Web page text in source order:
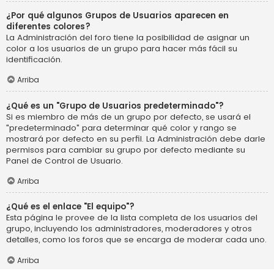
¿Por qué algunos Grupos de Usuarios aparecen en
diferentes colores?
La Administración del foro tiene la posibilidad de asignar un
color a los usuarios de un grupo para hacer más fácil su
identificación.
Arriba
¿Qué es un "Grupo de Usuarios predeterminado"?
Si es miembro de más de un grupo por defecto, se usará el
"predeterminado" para determinar qué color y rango se
mostrará por defecto en su perfil. La Administración debe darle
permisos para cambiar su grupo por defecto mediante su
Panel de Control de Usuario.
Arriba
¿Qué es el enlace "El equipo"?
Esta página le provee de la lista completa de los usuarios del
grupo, incluyendo los administradores, moderadores y otros
detalles, como los foros que se encarga de moderar cada uno.
Arriba